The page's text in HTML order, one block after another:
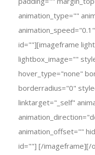
animation_type=""
id=""][imageframe
lightbox_image=""
hover_type="none"
borderradius="0"
linktarget="_self"
animation_offset=""
id=""] [/imageframe][/